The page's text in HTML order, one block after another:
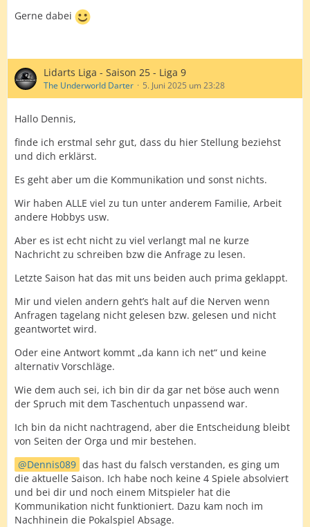
Gerne dabei
Lidarts Liga - Saison 25 - Liga 9
The Underworld Darter 5. Juni 2025 um 23:28
Hallo Dennis,
finde ich erstmal sehr gut, dass du hier Stellung beziehst
und dich erklärst.
Es geht aber um die Kommunikation und sonst nichts.
Wir haben ALLE viel zu tun unter anderem Familie, Arbeit
andere Hobbys usw.
Aber es ist echt nicht zu viel verlangt mal ne kurze
Nachricht zu schreiben bzw die Anfrage zu lesen.
Letzte Saison hat das mit uns beiden auch prima geklappt.
Mir und vielen andern geht’s halt auf die Nerven wenn
Anfragen tagelang nicht gelesen bzw. gelesen und nicht
geantwortet wird.
Oder eine Antwort kommt „da kann ich net“ und keine
alternativ Vorschläge.
Wie dem auch sei, ich bin dir da gar net böse auch wenn
der Spruch mit dem Taschentuch unpassend war.
Ich bin da nicht nachtragend, aber die Entscheidung bleibt
von Seiten der Orga und mir bestehen.
Dennis089 das hast du falsch verstanden, es ging um
die aktuelle Saison. Ich habe noch keine 4 Spiele absolviert
und bei dir und noch einem Mitspieler hat die
Kommunikation nicht funktioniert. Dazu kam noch im
Nachhinein die Pokalspiel Absage.